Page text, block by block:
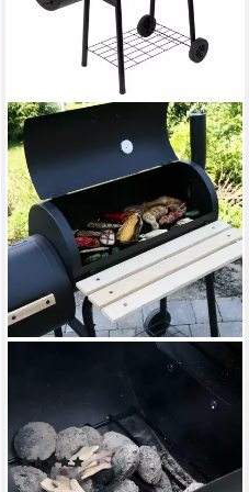
Smoker BBQ Smoker Grill,
Holzkohle Grillwagen,
Barbecue Holzkohlegrill mit Fe
(2)
79,95 €